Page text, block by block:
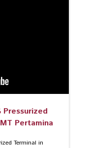
Pressurized
Pertamina
Terminal in